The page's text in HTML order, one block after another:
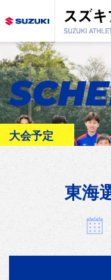
大会予定
東海